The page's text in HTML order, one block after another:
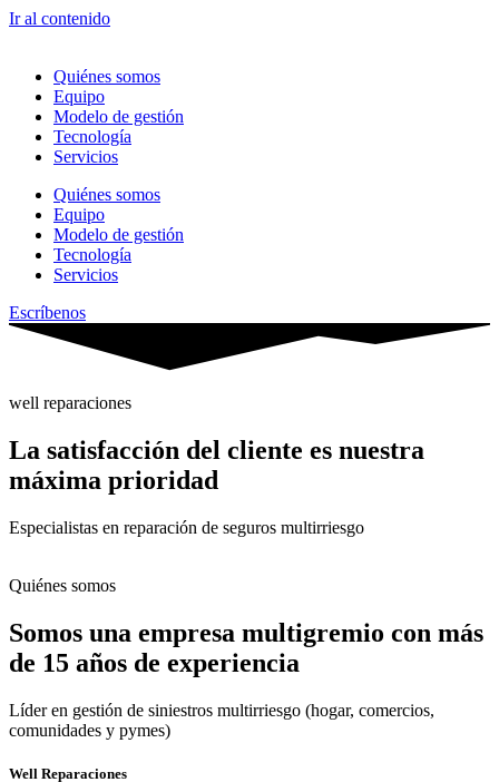
Ir al contenido
Quiénes somos
Equipo
Modelo de gestión
Tecnología
Servicios
Quiénes somos
Equipo
Modelo de gestión
Tecnología
Servicios
Escríbenos
well reparaciones
La satisfacción del cliente es nuestra
máxima prioridad
Especialistas en reparación de seguros multirriesgo
Quiénes somos
Somos una empresa multigremio con más
de 15 años de experiencia
Líder en gestión de siniestros multirriesgo (hogar, comercios,
comunidades y pymes)
Well Reparaciones